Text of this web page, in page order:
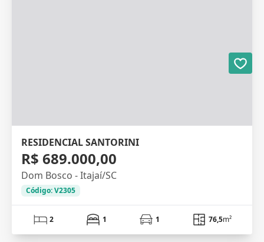
RESIDENCIAL SANTORINI
R$ 689.000,00
Dom Bosco - Itajaí/SC
Código: V2305
2 1 1 76,5m²